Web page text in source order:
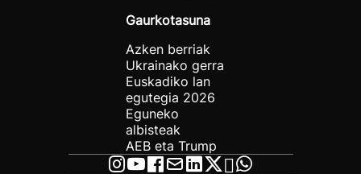
Gaurkotasuna
Azken berriak
Ukrainako gerra
Euskadiko lan
egutegia 2026
Eguneko
albisteak
AEB eta Trump